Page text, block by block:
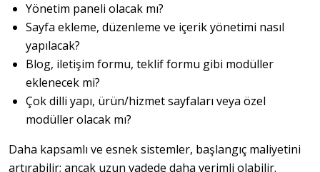
Yönetim paneli olacak mı?
Sayfa ekleme, düzenleme ve içerik yönetimi nasıl
yapılacak?
Blog, iletişim formu, teklif formu gibi modüller
eklenecek mi?
Çok dilli yapı, ürün/hizmet sayfaları veya özel
modüller olacak mı?
Daha kapsamlı ve esnek sistemler, başlangıç maliyetini
artırabilir; ancak uzun vadede daha verimli olabilir.